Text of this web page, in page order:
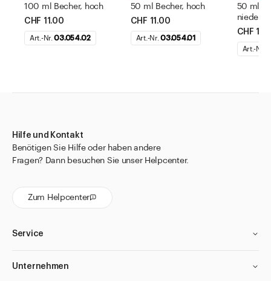
100 ml Becher, hoch
CHF 11.00
Art.-Nr.03.054.02
50 ml Becher, hoch
CHF 11.00
Art.-Nr.03.054.01
50 ml
nieder
CHF
Art.-Nr.
Hilfe und Kontakt
Benötigen Sie Hilfe oder haben andere
Fragen? Dann besuchen Sie unser Helpcenter.
Zum Helpcenter
Service
Unternehmen